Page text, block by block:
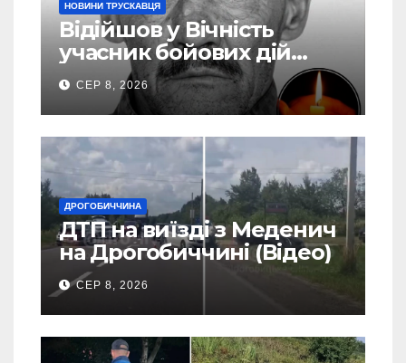
НОВИНИ ТРУСКАВЦЯ
Відійшов у Вічність
учасник бойових дій
Василь Іваникович зі
Станилі
СЕР 8, 2026
ДРОГОБИЧЧИНА
ДТП на виїзді з Меденич
на Дрогобиччині (Відео)
СЕР 8, 2026